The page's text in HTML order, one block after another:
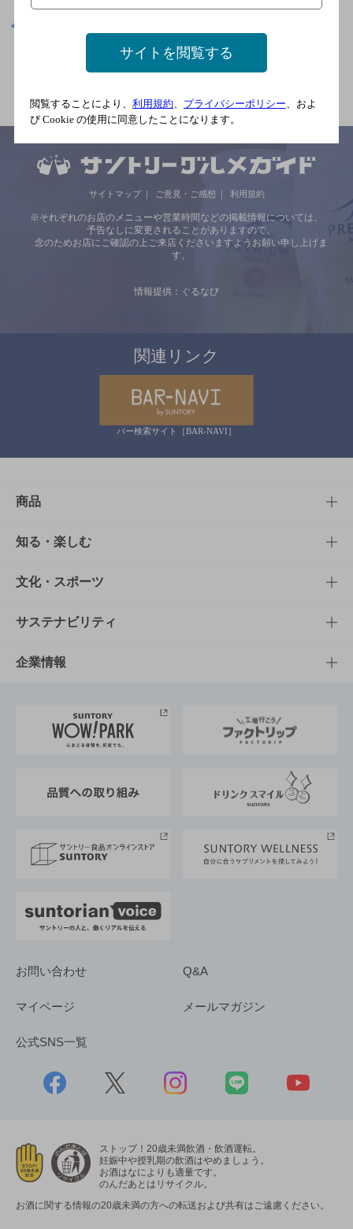
関連ページ
サイトマップ ご意見・ご感想 利用規約
※それぞれのお店のメニューや営業時間などの掲載情報については、
予告なしに変更されることがありますので、
念のためお店にご確認の上ご来店くださいますようお願い申し上げま
す。
情報提供：ぐるなび
関連リンク
バー検索サイト［BAR-NAVI］
商品
商品TOP
商品一覧
商品発売情報
栄養成分一覧
知る・楽しむ
知る・楽しむTOP
キャンペーン
工場見学
地域情報
文化・スポーツ
文化・スポーツTOP
サントリーホール
サントリーサンバーズ大阪
サステナビリティ
サステナビリティTOP
サントリーが考えるサステナビリティ経営
企業情報
企業概要
採用情報
お問い合わせ Q&A
マイページ メールマガジン
公式SNS一覧
ストップ！20歳未満飲酒・飲酒運転。
妊娠中や授乳期の飲酒はやめましょう。
お酒はなによりも適量です。
のんだあとはリサイクル。
お酒に関する情報の20歳未満の方への転送および共有はご遠慮ください。
サイトを閲覧する
閲覧することにより、 利用規約 プライバシーポリシー 、およ
び Cookie の使用に同意したことになります。